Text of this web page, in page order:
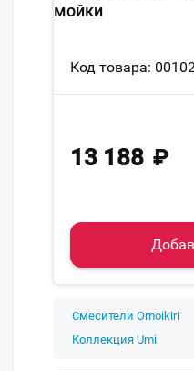
мойки
Код товара:
13 188 ₽
Смесители Omoikiri
Коллекция Umi